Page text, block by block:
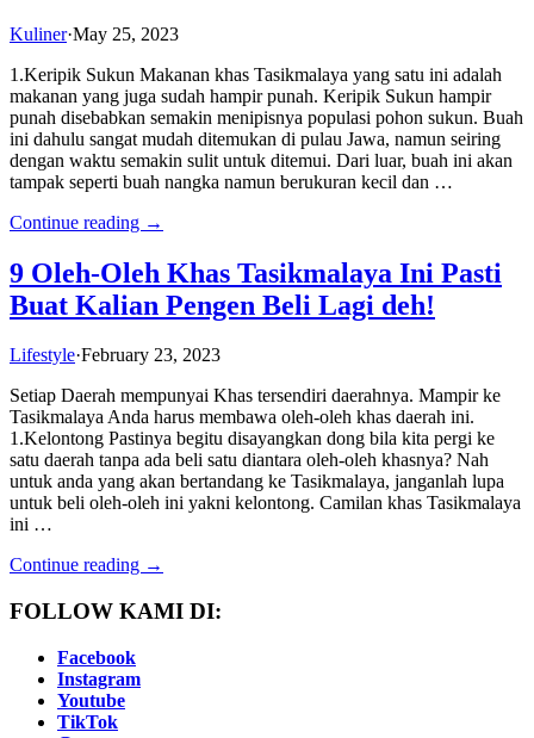
Kuliner·May 25, 2023
1.Keripik Sukun Makanan khas Tasikmalaya yang satu ini adalah
makanan yang juga sudah hampir punah. Keripik Sukun hampir
punah disebabkan semakin menipisnya populasi pohon sukun. Buah
ini dahulu sangat mudah ditemukan di pulau Jawa, namun seiring
dengan waktu semakin sulit untuk ditemui. Dari luar, buah ini akan
tampak seperti buah nangka namun berukuran kecil dan …
Continue reading →
9 Oleh-Oleh Khas Tasikmalaya Ini Pasti
Buat Kalian Pengen Beli Lagi deh!
Lifestyle·February 23, 2023
Setiap Daerah mempunyai Khas tersendiri daerahnya. Mampir ke
Tasikmalaya Anda harus membawa oleh-oleh khas daerah ini.
1.Kelontong Pastinya begitu disayangkan dong bila kita pergi ke
satu daerah tanpa ada beli satu diantara oleh-oleh khasnya? Nah
untuk anda yang akan bertandang ke Tasikmalaya, janganlah lupa
untuk beli oleh-oleh ini yakni kelontong. Camilan khas Tasikmalaya
ini …
Continue reading →
FOLLOW KAMI DI:
Facebook
Instagram
Youtube
TikTok